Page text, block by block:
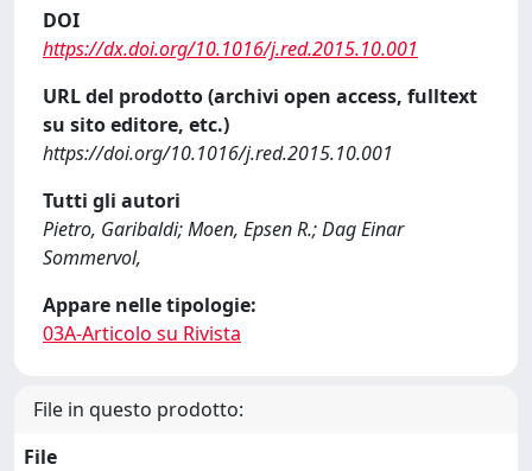
DOI
https://dx.doi.org/10.1016/j.red.2015.10.001
URL del prodotto (archivi open access, fulltext
su sito editore, etc.)
https://doi.org/10.1016/j.red.2015.10.001
Tutti gli autori
Pietro, Garibaldi; Moen, Epsen R.; Dag Einar
Sommervol,
Appare nelle tipologie:
03A-Articolo su Rivista
File in questo prodotto:
File